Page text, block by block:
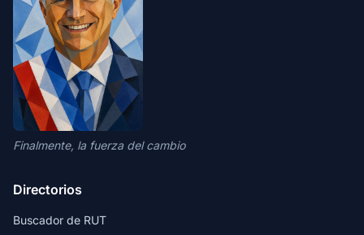
Finalmente, la fuerza del cambio
Directorios
Buscador de RUT